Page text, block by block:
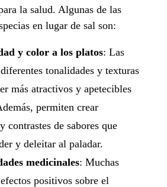
la salud. Algunas de las
en lugar de sal son:
y color a los platos: Las
tonalidades y texturas
más atractivos y apetecibles
permiten crear
contrastes de sabores que
y deleitar al paladar.
medicinales: Muchas
positivos sobre el